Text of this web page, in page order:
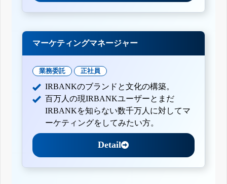
マーケティングマネージャー
業務委託 正社員
IRBANKのブランドと文化の構築。
百万人の現IRBANKユーザーとまだ
IRBANKを知らない数千万人に対してマ
ーケティングをしてみたい方。
Detail